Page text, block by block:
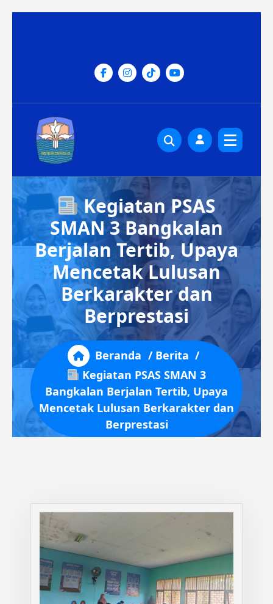
Kegiatan PSAS
SMAN 3 Bangkalan
Berjalan Tertib, Upaya
Mencetak Lulusan
Berkarakter dan
Berprestasi
Beranda / Berita /
Kegiatan PSAS SMAN 3
Bangkalan Berjalan Tertib, Upaya
Mencetak Lulusan Berkarakter dan
Berprestasi